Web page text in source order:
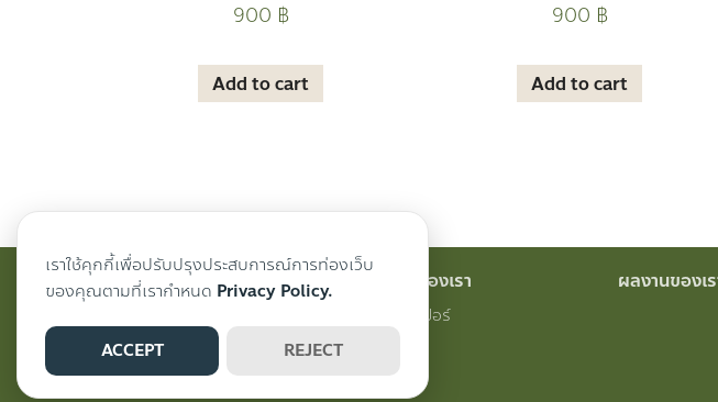
900 ฿
Add to cart
900 ฿
Add to cart
สินค้าของเรา
วอลเปเปอร์
ผลงานของเ
เราใช้คุกกี้เพื่อปรับปรุงประสบการณ์การท่องเว็บ
ของคุณตามที่เรากำหนด Privacy Policy.
ACCEPT REJECT